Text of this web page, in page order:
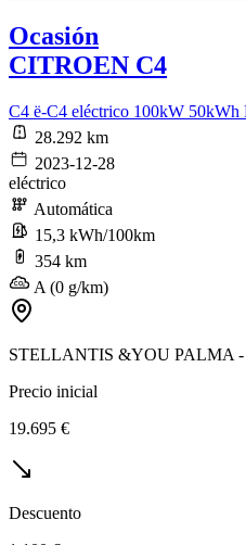
Ocasión
CITROEN C4
C4 ë-C4 eléctrico 100kW 50kWh
28.292 km
2023-12-28
eléctrico
Automática
15,3 kWh/100km
354 km
A (0 g/km)
STELLANTIS &YOU PALMA
Precio inicial
19.695 €
Descuento